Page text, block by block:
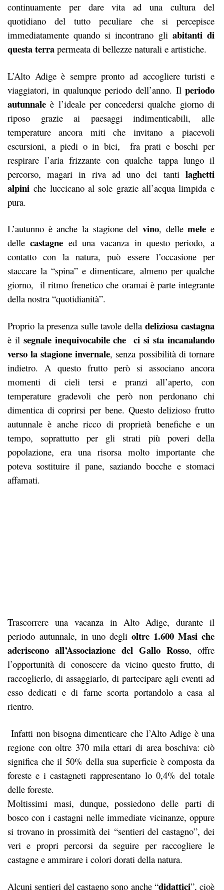
continuamente per dare vita ad una cultura del
quotidiano del tutto peculiare che si percepisce
immediatamente quando si incontrano gli abitanti di
questa terra permeata di bellezze naturali e artistiche.
L’Alto Adige è sempre pronto ad accogliere turisti e
viaggiatori, in qualunque periodo dell’anno. Il periodo
autunnale è l’ideale per concedersi qualche giorno di
riposo grazie ai paesaggi indimenticabili, alle
temperature ancora miti che invitano a piacevoli
escursioni, a piedi o in bici, fra prati e boschi per
respirare l’aria frizzante con qualche tappa lungo il
percorso, magari in riva ad uno dei tanti laghetti
alpiniche luccicano al sole grazie all’acqua limpida e
pura.
L’autunno è anche la stagione del vino, dellemele e
dellecastagne ed una vacanza in questo periodo, a
contatto con la natura, può essere l’occasione per
staccare la “spina” e dimenticare, almeno per qualche
giorno, il ritmo frenetico che oramai è parte integrante
della nostra “quotidianità”.
Proprio la presenza sulle tavole delladeliziosa castagna
è il segnale inequivocabile che ci si sta incanalando
verso la stagione invernale, senza possibilità di tornare
indietro. A questo frutto però si associano ancora
momenti di cieli tersi e pranzi all’aperto, con
temperature gradevoli che però non perdonano chi
dimentica di coprirsi per bene. Questo delizioso frutto
autunnale è anche ricco di proprietà benefiche e un
tempo, soprattutto per gli strati più poveri della
popolazione, era una risorsa molto importante che
poteva sostituire il pane, saziando bocche e stomaci
affamati.
Trascorrere una vacanza in Alto Adige, durante il
periodo autunnale, in uno degli oltre 1.600 Masi che
aderiscono all’Associazione del Gallo Rosso, offre
l’opportunità di conoscere da vicino questo frutto, di
raccoglierlo, di assaggiarlo, di partecipare agli eventi ad
esso dedicati e di farne scorta portandolo a casa al
rientro.
Infatti non bisogna dimenticare che l’Alto Adige è una
regione con oltre 370 mila ettari di area boschiva: ciò
significa che il 50% della sua superficie è composta da
foreste e i castagneti rappresentano lo 0,4% del totale
delle foreste.
Moltissimi masi, dunque, possiedono delle parti di
bosco con i castagni nelle immediate vicinanze, oppure
si trovano in prossimità dei “sentieri del castagno”, dei
veri e propri percorsi da seguire per raccogliere le
castagne e ammirare i colori dorati della natura.
Alcuni sentieri del castagno sono anche “didattici”, cioè